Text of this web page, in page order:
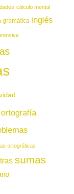
cálculo mental
gramática inglés
ortografía
ortográficas
sumas